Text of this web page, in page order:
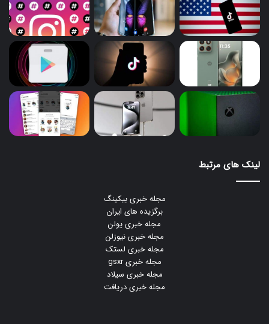
لینک های مرتبط
مجله خبری بیکینگ
برگزیده های ایران
مجله خبری یولن
مجله خبری نیوزلن
مجله خبری لستک
مجله خبری gsxr
مجله خبری سیلاد
مجله خبری دریافت